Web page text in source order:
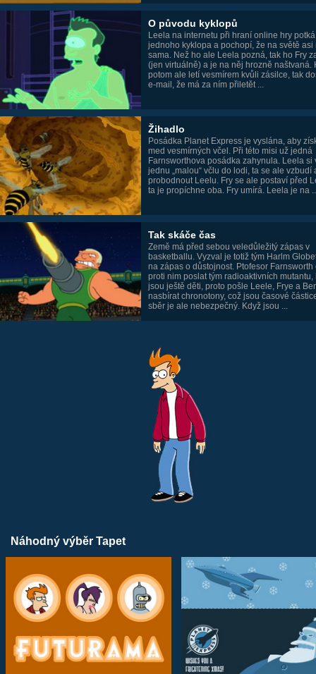
O původu kyklopů
Leela na internetu při hraní online hry potká
jednoho kyklopa a pochopí, že na světě asi
sama. Než ho ale Leela pozná, tak ho Fry
(jen virtuálně) a je na něj hrozně naštvaná.
potom ale letí vesmírem kvůli zásilce, tak
e-mail, že má za ním přiletět ...
Žihadlo
Posádka Planet Express je vyslána, aby
med vesmírných včel. Při této misi už jedná
Farnsworthova posádka zahynula. Leela si
jednu „malou“ včlu do lodi, ta se ale vzbudí
probodnout Leelu. Fry se ale postaví před
ta je propíchne oba. Fry umírá. Leela je na
Tak skáče čas
Země má před sebou veledůležitý zápas v
basketballu. Vyzval je totiž tým Harlm
na zápas o důstojnost. Ptofesor Farnsworth
proti nim poslat tým radioaktivních mutantu,
jsou ještě děti, proto pošle Leele, Frye a
nasbírat chronotony, což jsou časové
sběr je ale nebezpečný. Když jsou ...
Náhodný výběr Tapet